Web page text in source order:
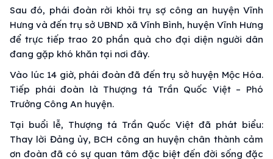
Sau đó, phái đoàn rời khỏi trụ sợ công an huyện Vĩnh
Hưng và đến trụ sở UBND xã Vĩnh Bình, huyện Vĩnh Hưng
để trực tiếp trao 20 phần quà cho đại diện người dân
đang gặp khó khăn tại nơi đây.
Vào lúc 14 giờ, phái đoàn đã đến trụ sở huyện Mộc Hóa.
Tiếp phái đoàn là Thượng tá Trần Quốc Việt – Phó
Trưởng Công An huyện.
Tại buổi lễ, Thượng tá Trần Quốc Việt đã phát biểu:
Thay lời Đảng ủy, BCH công an huyện chân thành cảm
ơn đoàn đã có sự quan tâm đặc biệt đến đời sống đặc